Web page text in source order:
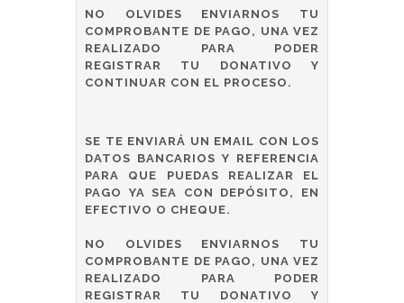
NO OLVIDES ENVIARNOS TU
COMPROBANTE DE PAGO, UNA VEZ
REALIZADO PARA PODER
REGISTRAR TU DONATIVO Y
CONTINUAR CON EL PROCESO.
SE TE ENVIARÁ UN EMAIL CON LOS
DATOS BANCARIOS Y REFERENCIA
PARA QUE PUEDAS REALIZAR EL
PAGO YA SEA CON DEPÓSITO, EN
EFECTIVO O CHEQUE.
NO OLVIDES ENVIARNOS TU
COMPROBANTE DE PAGO, UNA VEZ
REALIZADO PARA PODER
REGISTRAR TU DONATIVO Y